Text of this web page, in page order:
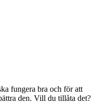
fungera bra och för att
den. Vill du tillåta det?